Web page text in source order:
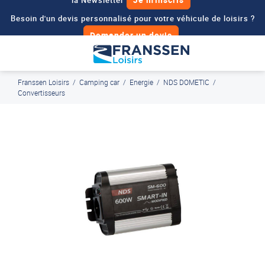
Besoin d'un devis personnalisé pour votre véhicule de loisirs ?
Demander un devis
Paiement en ligne sécurisé, en 4x par Paypal
Franssen Loisirs / Camping car / Energie / NDS DOMETIC /
Convertisseurs